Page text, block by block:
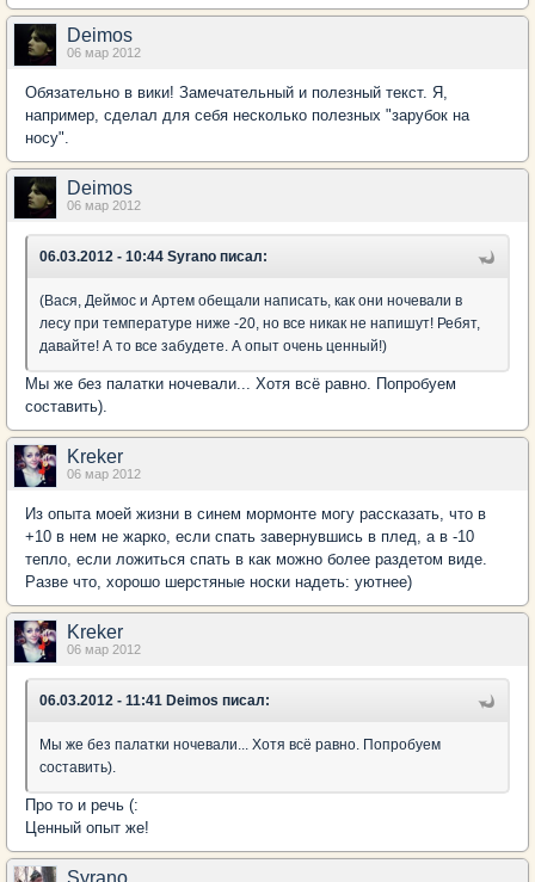
Deimos
06 мар 2012
Обязательно в вики! Замечательный и полезный текст. Я,
например, сделал для себя несколько полезных "зарубок на
носу".
Deimos
06 мар 2012
06.03.2012 - 10:44 Syrano писал:
(Вася, Деймос и Артем обещали написать, как они ночевали в
лесу при температуре ниже -20, но все никак не напишут! Ребят,
давайте! А то все забудете. А опыт очень ценный!)
Мы же без палатки ночевали... Хотя всё равно. Попробуем
составить).
Kreker
06 мар 2012
Из опыта моей жизни в синем мормонте могу рассказать, что в
+10 в нем не жарко, если спать завернувшись в плед, а в -10
тепло, если ложиться спать в как можно более раздетом виде.
Разве что, хорошо шерстяные носки надеть: уютнее)
Kreker
06 мар 2012
06.03.2012 - 11:41 Deimos писал:
Мы же без палатки ночевали... Хотя всё равно. Попробуем
составить).
Про то и речь (:
Ценный опыт же!
Syrano